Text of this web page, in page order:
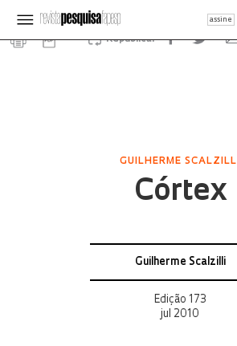
assine
Republicar
GUILHERME SCALZILLI
Córtex
Guilherme Scalzilli
Edição 173
jul 2010